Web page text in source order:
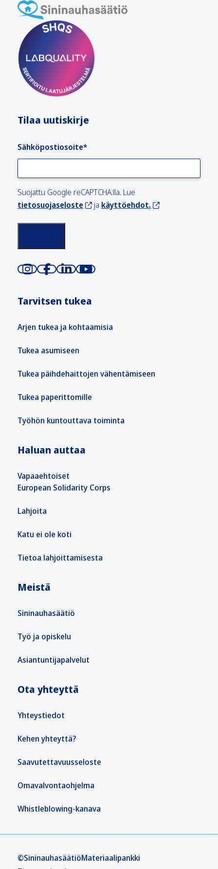
Tilaa uutiskirje
Sähköpostiosoite*
Suojattu Google reCAPTCHA:lla. Lue
tietosuojaseloste
ja käyttöehdot.
Tarvitsen tukea
Arjen tukea ja kohtaamisia
Tukea asumiseen
Tukea päihdehaittojen vähentämiseen
Tukea paperittomille
Työhön kuntouttava toiminta
Haluan auttaa
Vapaaehtoiset
European Solidarity Corps
Lahjoita
Katu ei ole koti
Tietoa lahjoittamisesta
Meistä
Sininauhasäätiö
Työ ja opiskelu
Asiantuntijapalvelut
Ota yhteyttä
Yhteystiedot
Kehen yhteyttä?
Saavutettavuusseloste
Omavalvontaohjelma
Whistleblowing-kanava
©SininauhasäätiöMateriaalipankki